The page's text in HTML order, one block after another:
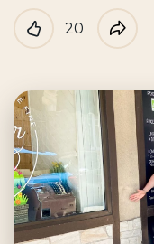
Like
20
Partager